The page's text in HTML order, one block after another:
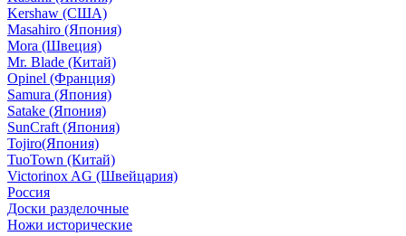
Kershaw (США)
Masahiro (Япония)
Mora (Швеция)
Mr. Blade (Китай)
Opinel (Франция)
Samura (Япония)
Satake (Япония)
SunCraft (Япония)
Tojiro(Япония)
TuoTown (Китай)
Victorinox AG (Швейцария)
Россия
Доски разделочные
Ножи исторические